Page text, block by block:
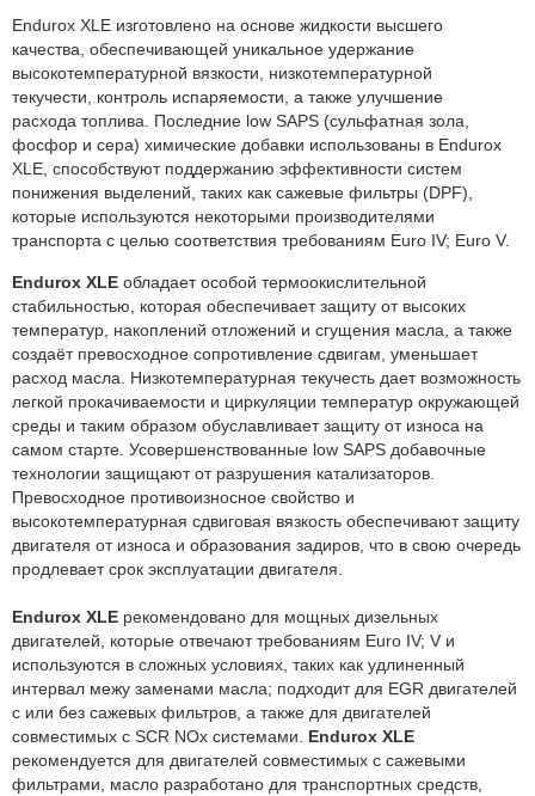
Endurox XLE изготовлено на основе жидкости высшего
качества, обеспечивающей уникальное удержание
высокотемпературной вязкости, низкотемпературной
текучести, контроль испаряемости, а также улучшение
расхода топлива. Последние low SAPS (сульфатная зола,
фосфор и сера) химические добавки использованы в Endurox
XLE, способствуют поддержанию эффективности систем
понижения выделений, таких как сажевые фильтры (DPF),
которые используются некоторыми производителями
транспорта с целью соответствия требованиям Euro IV; Euro V.
Endurox XLE обладает особой термоокислительной
стабильностью, которая обеспечивает защиту от высоких
температур, накоплений отложений и сгущения масла, а также
создаёт превосходное сопротивление сдвигам, уменьшает
расход масла. Низкотемпературная текучесть дает возможность
легкой прокачиваемости и циркуляции температур окружающей
среды и таким образом обуславливает защиту от износа на
самом старте. Усовершенствованные low SAPS добавочные
технологии защищают от разрушения катализаторов.
Превосходное противоизносное свойство и
высокотемпературная сдвиговая вязкость обеспечивают защиту
двигателя от износа и образования задиров, что в свою очередь
продлевает срок эксплуатации двигателя.
Endurox XLE рекомендовано для мощных дизельных
двигателей, которые отвечают требованиям Euro IV; V и
используются в сложных условиях, таких как удлиненный
интервал межу заменами масла; подходит для EGR двигателей
с или без сажевых фильтров, а также для двигателей
совместимых с SCR NOx системами. Endurox XLE
рекомендуется для двигателей совместимых с сажевыми
фильтрами, масло разработано для транспортных средств,